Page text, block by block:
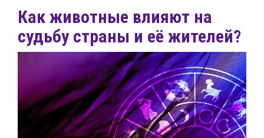
Как животные влияют на
судьбу страны и её жителей?